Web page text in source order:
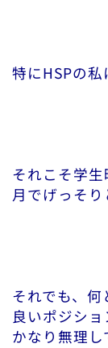
特にHSPの
それこそ学
月でげっそり
それでも、
良いポジシ
かなり無理